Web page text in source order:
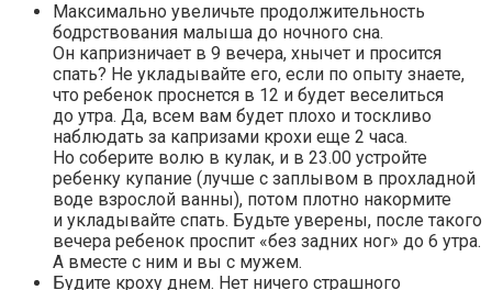
Максимально увеличьте продолжительность
бодрствования малыша до ночного сна.
Он капризничает в 9 вечера, хнычет и просится
спать? Не укладывайте его, если по опыту знаете,
что ребенок проснется в 12 и будет веселиться
до утра. Да, всем вам будет плохо и тоскливо
наблюдать за капризами крохи еще 2 часа.
Но соберите волю в кулак, и в 23.00 устройте
ребенку купание (лучше с заплывом в прохладной
воде взрослой ванны), потом плотно накормите
и укладывайте спать. Будьте уверены, после такого
вечера ребенок проспит «без задних ног» до 6 утра.
А вместе с ним и вы с мужем.
Будите кроху днем. Нет ничего страшного